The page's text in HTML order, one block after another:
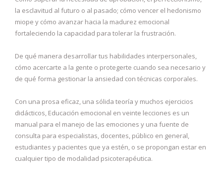
la esclavitud al futuro o al pasado; cómo vencer el hedonismo
miope y cómo avanzar hacia la madurez emocional
fortaleciendo la capacidad para tolerar la frustración.
De qué manera desarrollar tus habilidades interpersonales,
cómo acercarte a la gente o protegerte cuando sea necesario y
de qué forma gestionar la ansiedad con técnicas corporales.
Con una prosa eficaz, una sólida teoría y muchos ejercicios
didácticos, Educación emocional en veinte lecciones es un
manual para el manejo de las emociones y una fuente de
consulta para especialistas, docentes, público en general,
estudiantes y pacientes que ya estén, o se propongan estar en
cualquier tipo de modalidad psicoterapéutica.